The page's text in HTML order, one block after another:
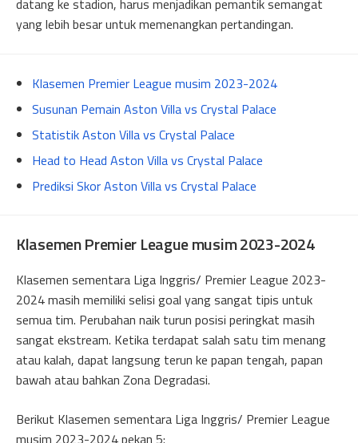
datang ke stadion, harus menjadikan pemantik semangat
yang lebih besar untuk memenangkan pertandingan.
Klasemen Premier League musim 2023-2024
Susunan Pemain Aston Villa vs Crystal Palace
Statistik Aston Villa vs Crystal Palace
Head to Head Aston Villa vs Crystal Palace
Prediksi Skor Aston Villa vs Crystal Palace
Klasemen Premier League musim 2023-2024
Klasemen sementara Liga Inggris/ Premier League 2023-
2024 masih memiliki selisi goal yang sangat tipis untuk
semua tim. Perubahan naik turun posisi peringkat masih
sangat ekstream. Ketika terdapat salah satu tim menang
atau kalah, dapat langsung terun ke papan tengah, papan
bawah atau bahkan Zona Degradasi.
Berikut Klasemen sementara Liga Inggris/ Premier League